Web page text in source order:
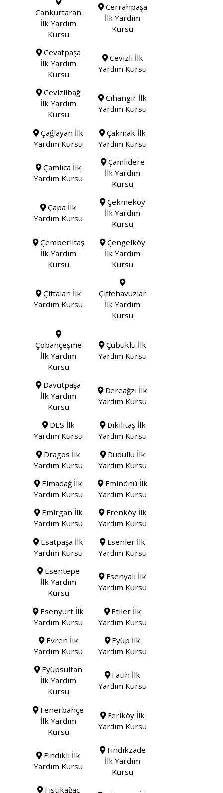
Cankurtaran
İlk Yardım
Kursu
Cerrahpaşa
İlk Yardım
Kursu
Cevatpaşa
İlk Yardım
Kursu
Cevizli İlk
Yardım Kursu
Cevizlibağ
İlk Yardım
Kursu
Cihangir İlk
Yardım Kursu
Çağlayan İlk
Yardım Kursu
Çakmak İlk
Yardım Kursu
Çamlıca İlk
Yardım Kursu
Çamlıdere
İlk Yardım
Kursu
Çapa İlk
Yardım Kursu
Çekmeköy
İlk Yardım
Kursu
Çemberlitaş
İlk Yardım
Kursu
Çengelköy
İlk Yardım
Kursu
Çiftalan İlk
Yardım Kursu
Çiftehavuzlar
İlk Yardım
Kursu
Çobançeşme
İlk Yardım
Kursu
Çubuklu İlk
Yardım Kursu
Davutpaşa
İlk Yardım
Kursu
Dereağzı İlk
Yardım Kursu
DES İlk
Yardım Kursu
Dikilitaş İlk
Yardım Kursu
Dragos İlk
Yardım Kursu
Dudullu İlk
Yardım Kursu
Elmadağ İlk
Yardım Kursu
Eminönü İlk
Yardım Kursu
Emirgan İlk
Yardım Kursu
Erenköy İlk
Yardım Kursu
Esatpaşa İlk
Yardım Kursu
Esenler İlk
Yardım Kursu
Esentepe
İlk Yardım
Kursu
Esenyalı İlk
Yardım Kursu
Esenyurt İlk
Yardım Kursu
Etiler İlk
Yardım Kursu
Evren İlk
Yardım Kursu
Eyüp İlk
Yardım Kursu
Eyüpsultan
İlk Yardım
Kursu
Fatih İlk
Yardım Kursu
Fenerbahçe
İlk Yardım
Kursu
Feriköy İlk
Yardım Kursu
Fındıklı İlk
Yardım Kursu
Fındıkzade
İlk Yardım
Kursu
Fıstıkağaç